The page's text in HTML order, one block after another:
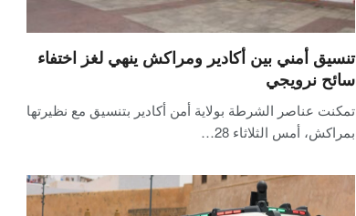
تنسيق أمني بين أكادير ومراكش ينهي لغز اختفاء
سائح نرويجي
تمكنت عناصر الشرطة بولاية أمن أكادير بتنسيق مع نظيرتها
بمراكش، أمس الثلاثاء 28…